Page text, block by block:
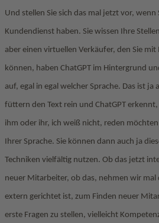
Und stellen Sie sich das mal jetzt vor, wenn
Kundendienst haben. Sie wissen Ihre
aber einen virtuellen Verkäufer, den Sie
können, haben ChatGPT im Hintergrund
auf, egal in egal welcher Sprache. Das ist ja
füttern den Text rein und ChatGPT
ihm oder ihr, ich weiß nicht, reden
Ihrer Sprache. Sie können dann auch ja
Techniken vielfältig nutzen. Ob das jetzt
neuer Mitarbeiter, ob das, nehmen wir mal
extern gerichtet ist, zum Finden neuer
erste Fragen zu stellen, vielleicht